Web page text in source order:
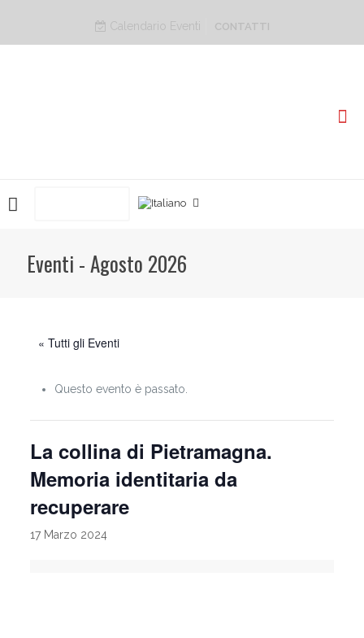
Calendario Eventi CONTATTI
Eventi - Agosto 2026
« Tutti gli Eventi
Questo evento è passato.
La collina di Pietramagna.
Memoria identitaria da
recuperare
17 Marzo 2024